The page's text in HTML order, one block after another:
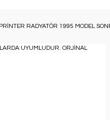
RADYATÖR 1995 MODEL